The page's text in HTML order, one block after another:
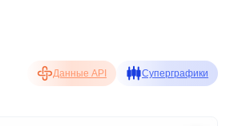
Данные API Суперграфики